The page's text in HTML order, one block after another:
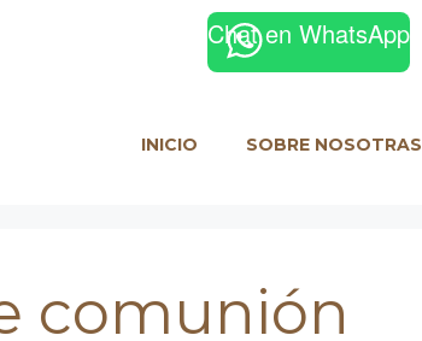
Facebook
Instagram
Chat en WhatsApp
INICIO SOBRE NOSOTRAS
comunión